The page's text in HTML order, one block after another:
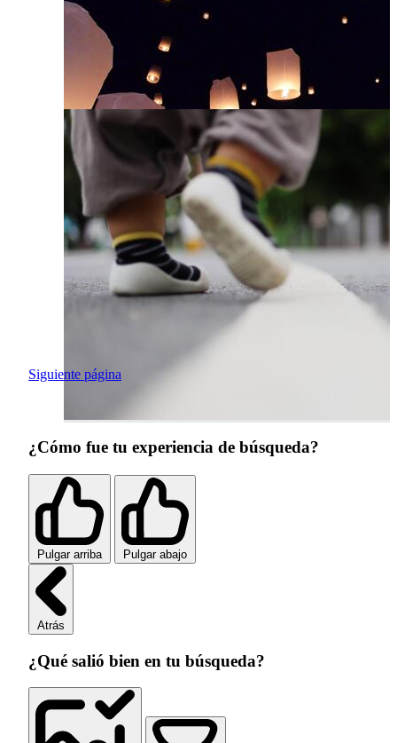
Siguiente página
¿Cómo fue tu experiencia de búsqueda?
Pulgar arriba Pulgar abajo
Atrás
¿Qué salió bien en tu búsqueda?